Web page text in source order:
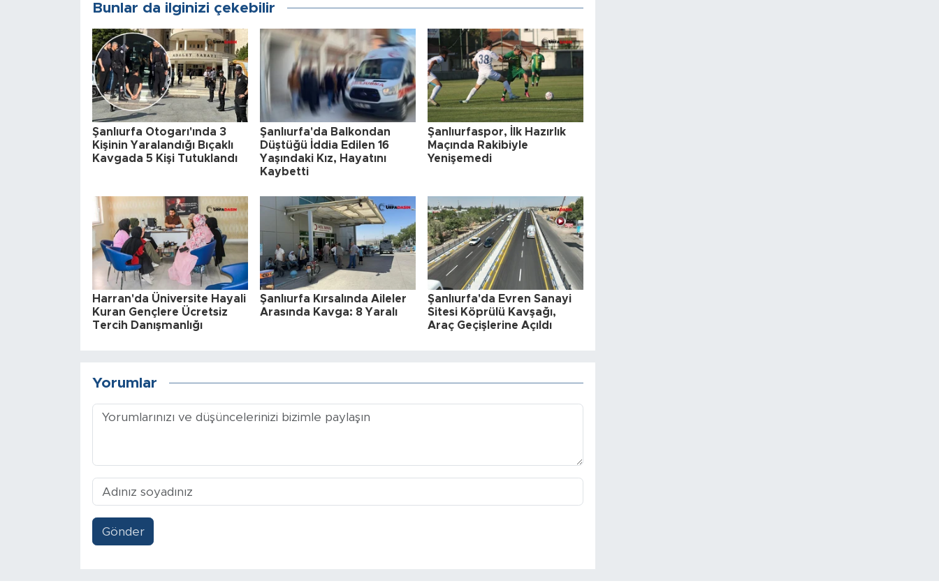
Bunlar da ilginizi çekebilir
Şanlıurfa Otogarı'ında 3
Kişinin Yaralandığı Bıçaklı
Kavgada 5 Kişi Tutuklandı
Şanlıurfa'da Balkondan
Düştüğü İddia Edilen 16
Yaşındaki Kız, Hayatını
Kaybetti
Şanlıurfaspor, İlk Hazırlık
Maçında Rakibiyle
Yenişemedi
Harran'da Üniversite Hayali
Kuran Gençlere Ücretsiz
Tercih Danışmanlığı
Şanlıurfa Kırsalında Aileler
Arasında Kavga: 8 Yaralı
Şanlıurfa'da Evren Sanayi
Sitesi Köprülü Kavşağı,
Araç Geçişlerine Açıldı
Yorumlar
Gönder